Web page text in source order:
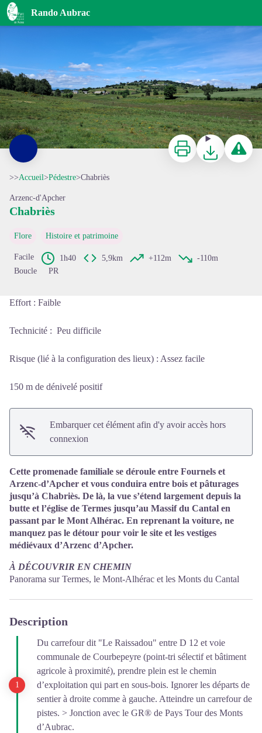
Rando Aubrac
Chabriès
Vue sur Chabriès - © OT Aubrac Lozérien
ImprimerTéléchargerSignaler
>>Accueil>Pédestre>Chabriès
Arzenc-d'Apcher
Chabriès
Flore Histoire et patrimoine
Facile 1h40 5,9km +112m
-110m
Boucle
PR
Effort : Faible
Technicité : Peu difficile
Risque (lié à la configuration des lieux) : Assez facile
150 m de dénivelé positif
Embarquer cet élément afin d'y avoir accès hors
connexion
Cette promenade familiale se déroule entre Fournels et
Arzenc-d’Apcher et vous conduira entre bois et pâturages
jusqu’à Chabriès. De là, la vue s’étend largement depuis la
butte et l’église de Termes jusqu’au Massif du Cantal en
passant par le Mont Alhérac. En reprenant la voiture, ne
manquez pas le détour pour voir le site et les vestiges
médiévaux d’Arzenc d’Apcher.
À DÉCOUVRIR EN CHEMIN
Panorama sur Termes, le Mont-Alhérac et les Monts du Cantal
Description
Du carrefour dit "Le Raissadou" entre D 12 et voie
communale de Courbepeyre (point-tri sélectif et bâtiment
agricole à proximité), prendre plein est le chemin
d’exploitation qui part en sous-bois. Ignorer les départs de
sentier à droite comme à gauche. Atteindre un carrefour de
pistes. > Jonction avec le GR® de Pays Tour des Monts
d’Aubrac.